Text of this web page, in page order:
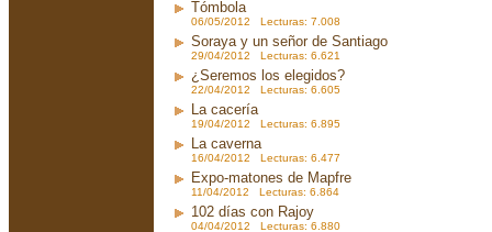
Tómbola
06/05/2012 Lecturas: 7.008
Soraya y un señor de Santiago
29/04/2012 Lecturas: 6.621
¿Seremos los elegidos?
22/04/2012 Lecturas: 6.605
La cacería
19/04/2012 Lecturas: 6.895
La caverna
16/04/2012 Lecturas: 6.477
Expo-matones de Mapfre
11/04/2012 Lecturas: 6.864
102 días con Rajoy
04/04/2012 Lecturas: 6.880